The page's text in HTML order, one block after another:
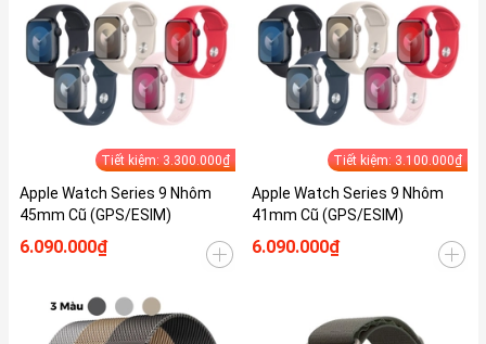
Tiết kiệm: 3.300.000₫
Apple Watch Series 9 Nhôm
45mm Cũ (GPS/ESIM)
6.090.000₫
Tiết kiệm: 3.100.000₫
Apple Watch Series 9 Nhôm
41mm Cũ (GPS/ESIM)
6.090.000₫